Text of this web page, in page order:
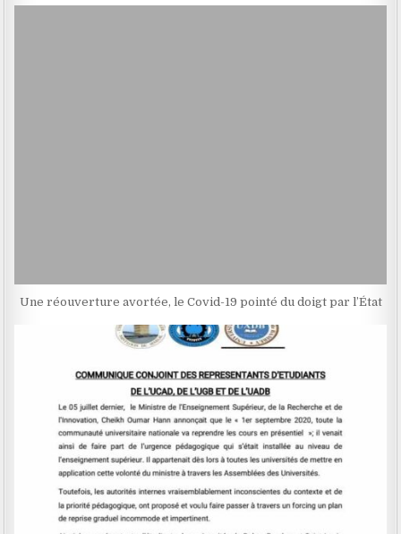
Une réouverture avortée, le Covid-19 pointé du doigt par l’État